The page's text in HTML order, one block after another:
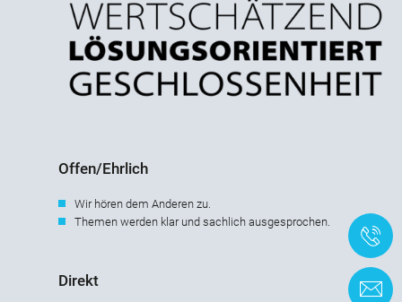
Offen/Ehrlich
Wir hören dem Anderen zu.
Themen werden klar und sachlich ausgesprochen.
Direkt